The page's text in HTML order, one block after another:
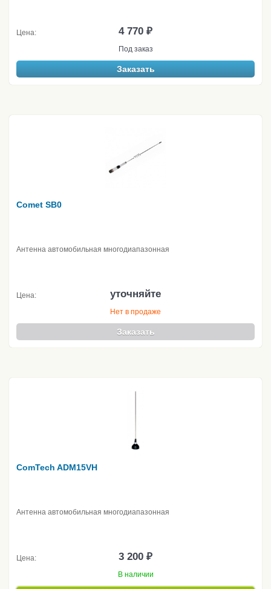
Цена: 4 770 ₽
Под заказ
Заказать
Comet SB0
Антенна автомобильная многодиапазонная
Цена: уточняйте
Нет в продаже
Заказать
ComTech ADM15VH
Антенна автомобильная многодиапазонная
Цена: 3 200 ₽
В наличии